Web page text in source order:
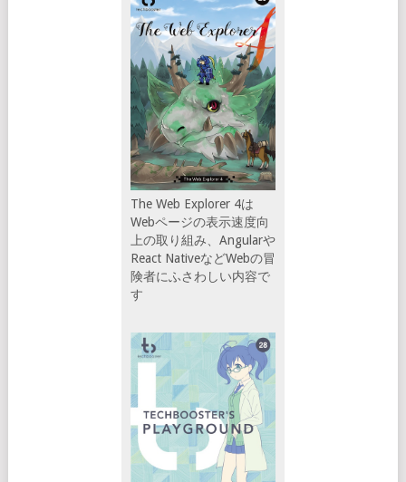
The Web Explorer 4は
Webページの表示速度向
上の取り組み、Angularや
React NativeなどWebの冒
険者にふさわしい内容で
す